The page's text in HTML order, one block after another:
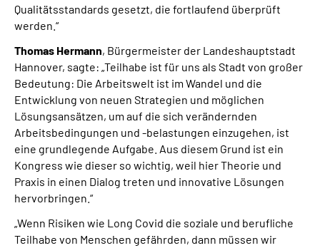
Qualitätsstandards gesetzt, die fortlaufend überprüft
werden.“
Thomas Hermann, Bürgermeister der Landeshauptstadt
Hannover, sagte: „Teilhabe ist für uns als Stadt von großer
Bedeutung: Die Arbeitswelt ist im Wandel und die
Entwicklung von neuen Strategien und möglichen
Lösungsansätzen, um auf die sich verändernden
Arbeitsbedingungen und -belastungen einzugehen, ist
eine grundlegende Aufgabe. Aus diesem Grund ist ein
Kongress wie dieser so wichtig, weil hier Theorie und
Praxis in einen Dialog treten und innovative Lösungen
hervorbringen.“
„Wenn Risiken wie Long Covid die soziale und berufliche
Teilhabe von Menschen gefährden, dann müssen wir